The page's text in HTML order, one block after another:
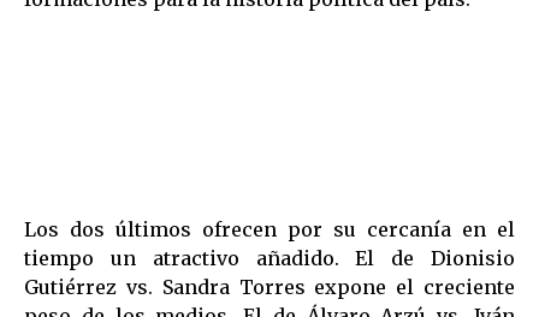
Los dos últimos ofrecen por su cercanía en el
tiempo un atractivo añadido. El de Dionisio
Gutiérrez vs. Sandra Torres expone el creciente